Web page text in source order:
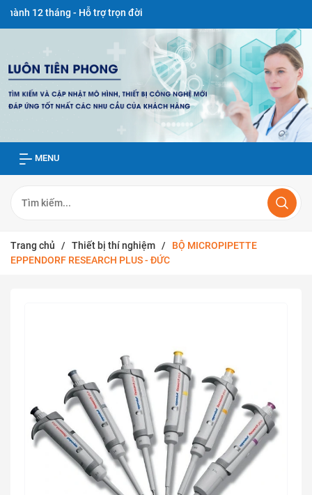
tháng - Hỗ trợ trọn đời
MENU
Trang chủ / Thiết bị thí nghiệm /
BỘ MICROPIPETTE
EPPENDORF RESEARCH PLUS - ĐỨC